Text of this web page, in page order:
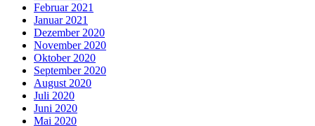
Februar 2021
Januar 2021
Dezember 2020
November 2020
Oktober 2020
September 2020
August 2020
Juli 2020
Juni 2020
Mai 2020